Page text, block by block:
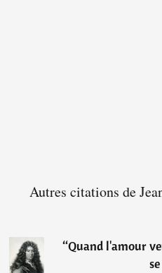
Autres citations de
“Quand l'amour